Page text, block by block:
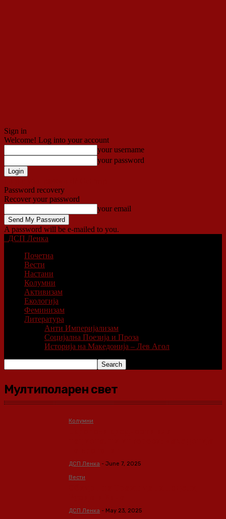
Sign in
Welcome! Log into your account
your username
your password
Password recovery
Recover your password
your email
A password will be e-mailed to you.
ДСП Ленка
Почетна
Вести
Настани
Колумни
Активизам
Екологија
Феминизам
Литература
Анти Империјализам
Социјална Поезија и Проза
Историја на Македонија – Лев Агол
Мултиполарен свет
Колумни
ДСП Ленка - June 7, 2025
Вести
ДСП Ленка - May 23, 2025